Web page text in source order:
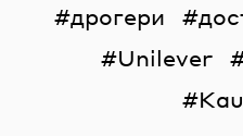
дрогери
Unilever